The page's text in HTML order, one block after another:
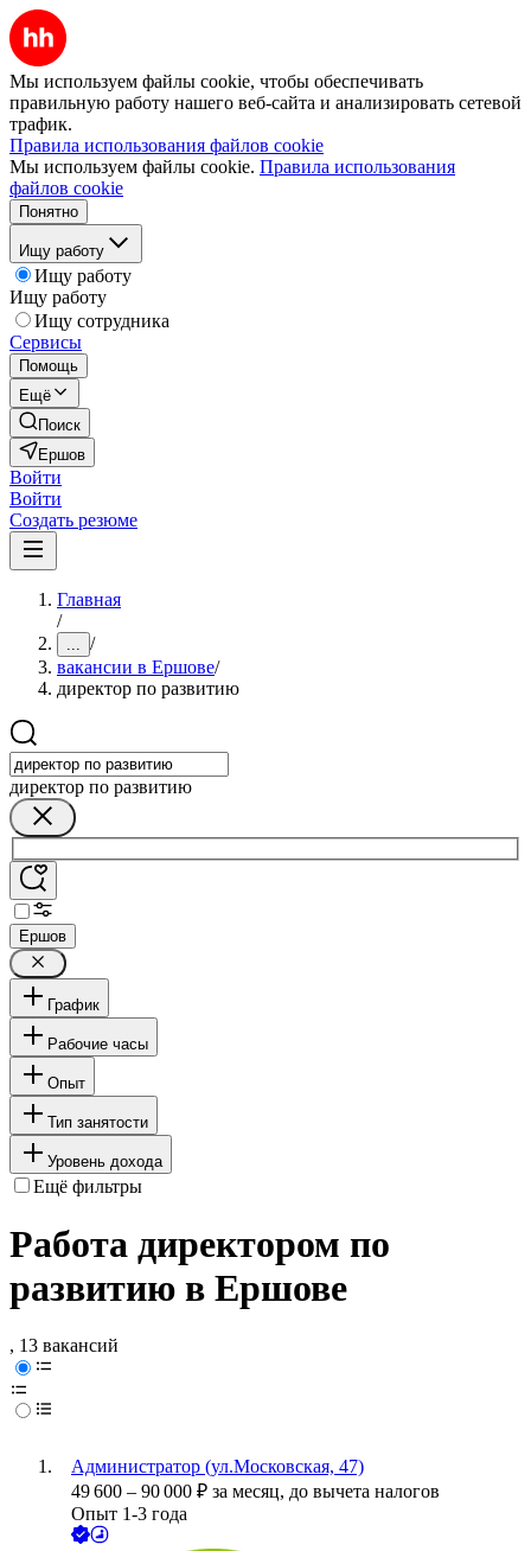
Мы используем файлы cookie, чтобы обеспечивать
правильную работу нашего веб-сайта и анализировать сетевой
трафик.
Правила использования файлов cookie
Мы используем файлы cookie. Правила использования
файлов cookie
Понятно
Ищу работу
Ищу работу
Ищу работу
Ищу сотрудника
Сервисы
Помощь
Ещё
Поиск
Ершов
Войти
Войти
Создать резюме
Главная
/
... /
вакансии в Ершове/
директор по развитию
директор по развитию
Ершов
График
Рабочие часы
Опыт
Тип занятости
Уровень дохода
Ещё фильтры
Работа директором по
развитию в Ершове
, 13 вакансий
Администратор (ул.Московская, 47)
49 600 – 90 000 ₽ за месяц, до вычета налогов
Опыт 1-3 года